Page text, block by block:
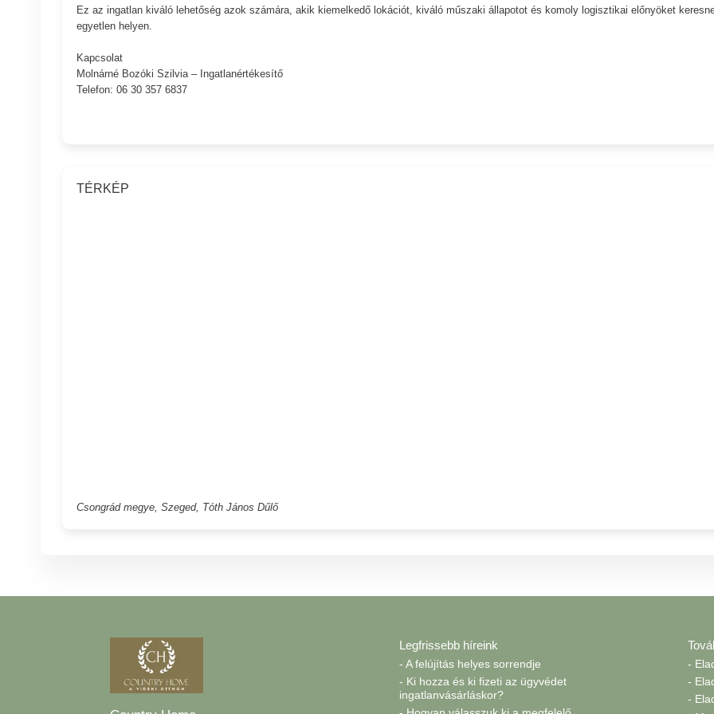
Ez az ingatlan kiváló lehetőség azok számára, akik kiemelkedő lokációt, kiváló műszaki állapotot és komoly logisztikai előnyöket
egyetlen helyen.
Kapcsolat
Molnárné Bozóki Szilvia – Ingatlanértékesítő
Telefon: 06 30 357 6837
TÉRKÉP
Csongrád megye, Szeged, Tóth János Dűlő
Legfrissebb híreink
- A felújítás helyes sorrendje
- Ki hozza és ki fizeti az ügyvédet
ingatlanvásárláskor?
-
-
-